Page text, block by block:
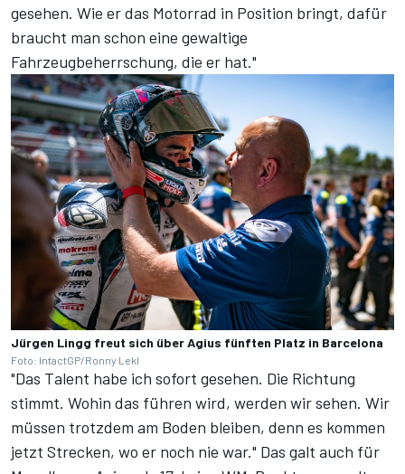
gesehen. Wie er das Motorrad in Position bringt, dafür
braucht man schon eine gewaltige
Fahrzeugbeherrschung, die er hat."
Jürgen Lingg freut sich über Agius fünften Platz in Barcelona
Foto: IntactGP/Ronny Lekl
"Das Talent habe ich sofort gesehen. Die Richtung
stimmt. Wohin das führen wird, werden wir sehen. Wir
müssen trotzdem am Boden bleiben, denn es kommen
jetzt Strecken, wo er noch nie war." Das galt auch für